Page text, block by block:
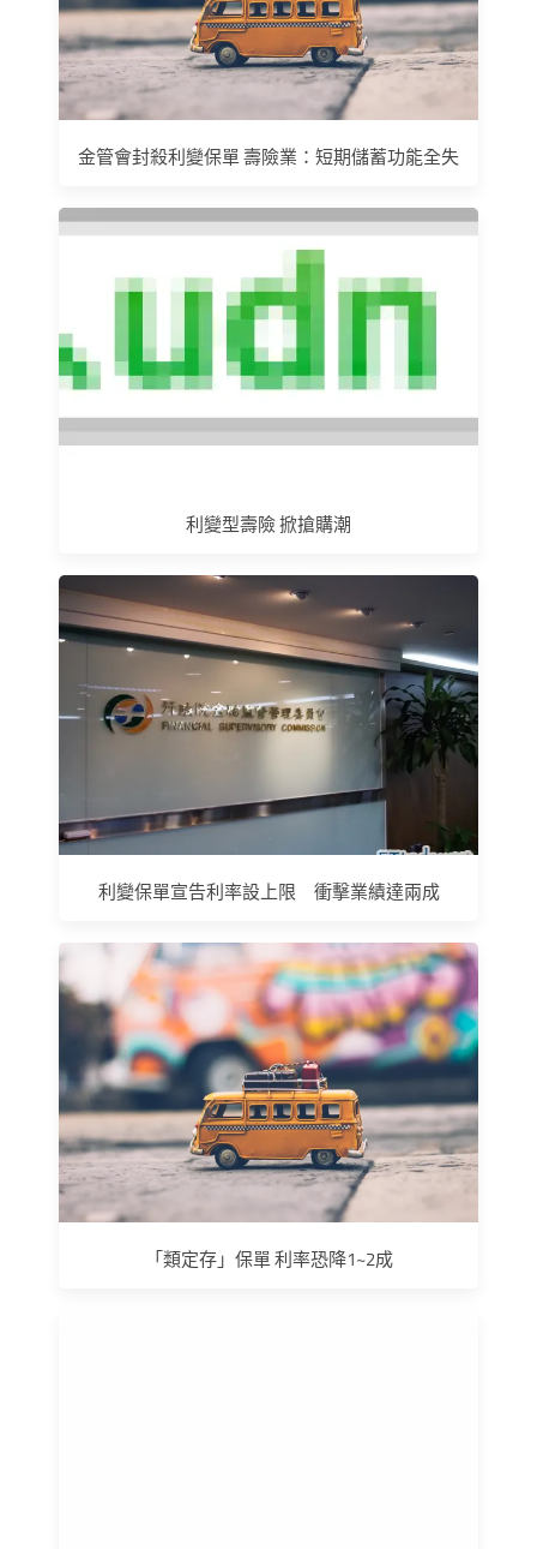
金管會封殺利變保單 壽險業：短期儲蓄功能全失
利變型壽險 掀搶購潮
利變保單宣告利率設上限 衝擊業績達兩成
「類定存」保單 利率恐降1~2成